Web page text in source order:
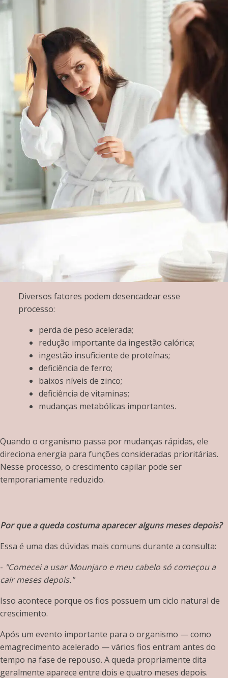
Diversos fatores podem desencadear esse
processo:
perda de peso acelerada;
redução importante da ingestão calórica;
ingestão insuficiente de proteínas;
deficiência de ferro;
baixos níveis de zinco;
deficiência de vitaminas;
mudanças metabólicas importantes.
Quando o organismo passa por mudanças rápidas, ele
direciona energia para funções consideradas prioritárias.
Nesse processo, o crescimento capilar pode ser
temporariamente reduzido.
Por que a queda costuma aparecer alguns meses depois?
Essa é uma das dúvidas mais comuns durante a consulta:
- "Comecei a usar Mounjaro e meu cabelo só começou a
cair meses depois."
Isso acontece porque os fios possuem um ciclo natural de
crescimento.
Após um evento importante para o organismo — como
emagrecimento acelerado — vários fios entram antes do
tempo na fase de repouso. A queda propriamente dita
geralmente aparece entre dois e quatro meses depois.